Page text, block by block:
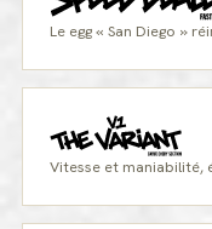
Le egg « San Diego »
Vitesse et maniabilité,